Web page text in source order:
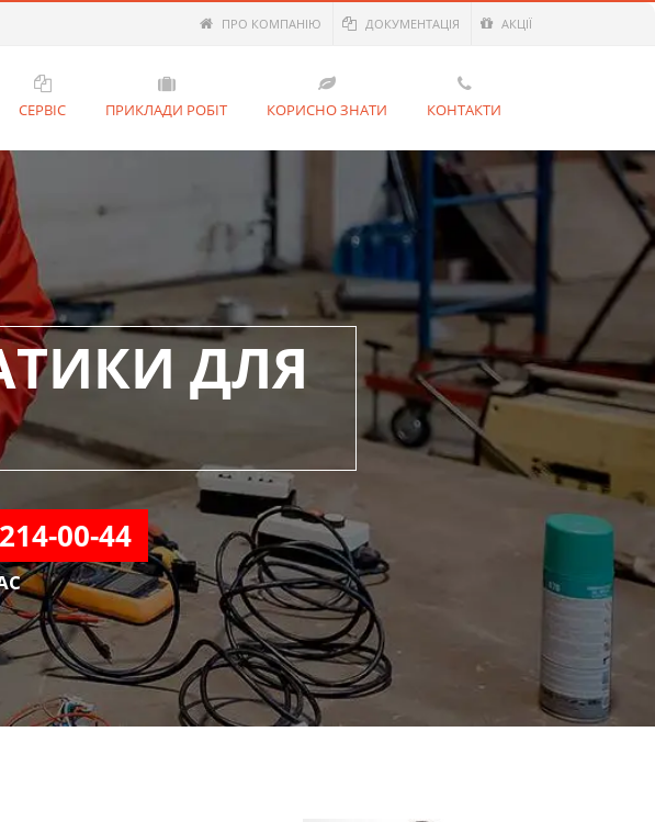
ПРО КОМПАНІЮ ДОКУМЕНТАЦІЯ АКЦІЇ
СЕРВІС ПРИКЛАДИ РОБІТ КОРИСНО ЗНАТИ КОНТАКТИ
ДЛЯ
00-44